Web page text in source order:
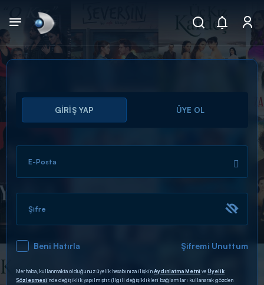
Arama
ARAMA SONUÇLARI
DİĞER SONUÇLAR
GİRİŞ YAP ÜYE OL
E-Posta
Şifre
Beni Hatırla Şifremi Unuttum
Merhaba, kullanmakta olduğunuz üyelik hesabınıza ilişkinAydınlatma Metni veÜyelik
Sözleşmesi’nde değişiklik yapılmıştır. (İlgili değişiklikleri bağlantıları kullanarak gözden